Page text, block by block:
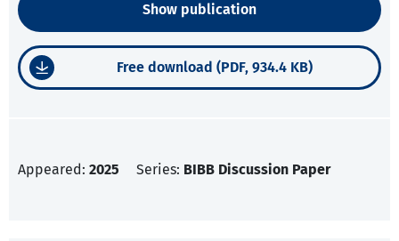
Show publication
Free download (PDF, 934.4 KB)
Appeared: 2025 Series: BIBB Discussion Paper